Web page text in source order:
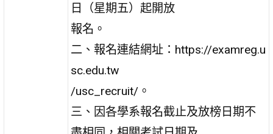
日（星期五）起開放
報名。
二、報名連結網址：https://examreg.u
sc.edu.tw
/usc_recruit/。
三、因各學系報名截止及放榜日期不